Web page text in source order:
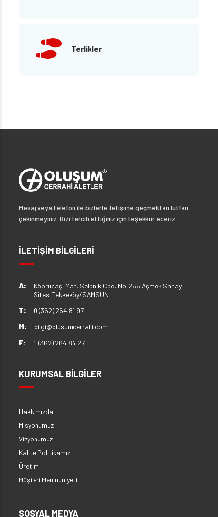
Terlikler
Mesaj veya telefon ile bizlerle iletişime geçmekten lütfen
çekinmeyiniz. Bizi tercih ettiğiniz için teşekkür ederiz.
İLETİŞİM BİLGİLERİ
A:
Köprübaşı Mah. Selanik Cad. No:255 Aşmek Sanayi
Sitesi Tekkeköy/SAMSUN
T:
0 (362) 264 81 97
M:
bilgi@olusumcerrahi.com
F:
0 (362) 264 84 27
KURUMSAL BİLGİLER
Hakkımızda
Misyonumuz
Vizyonumuz
Kalite Politikamız
Üretim
Müşteri Memnuniyeti
SOSYAL MEDYA